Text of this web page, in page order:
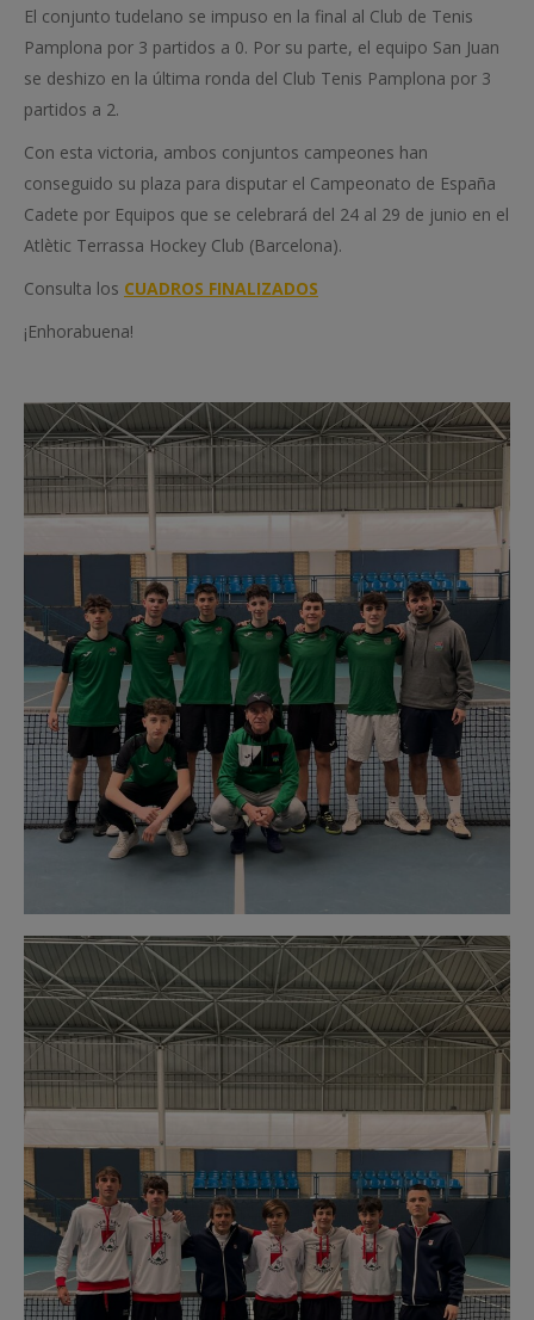
El conjunto tudelano se impuso en la final al Club de Tenis
Pamplona por 3 partidos a 0. Por su parte, el equipo San Juan
se deshizo en la última ronda del Club Tenis Pamplona por 3
partidos a 2.
Con esta victoria, ambos conjuntos campeones han
conseguido su plaza para disputar el Campeonato de España
Cadete por Equipos que se celebrará del 24 al 29 de junio en el
Atlètic Terrassa Hockey Club (Barcelona).
Consulta los CUADROS FINALIZADOS
¡Enhorabuena!